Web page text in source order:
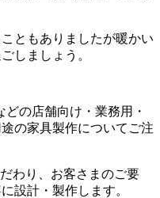
ともありましたが暖かい
しましょう。
の店舗向け・業務用・
の家具製作についてご注
わり、お客さまのご要
設計・製作します。